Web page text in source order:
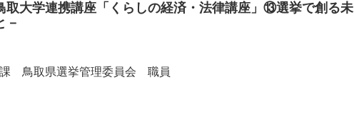
大学連携講座「くらしの経済・法律講座」⑬選挙で創る未
－
課 鳥取県選挙管理委員会 職員